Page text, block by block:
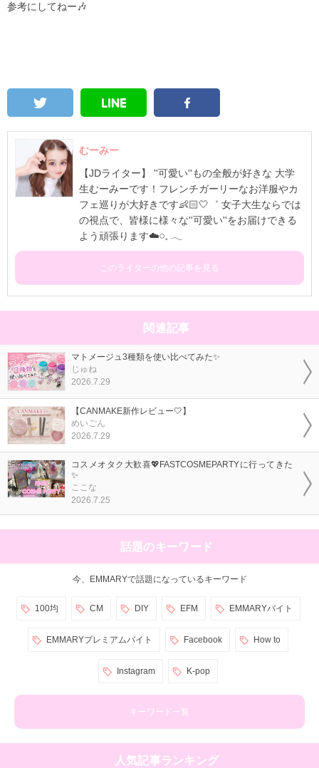
参考にしてねー🎶
むーみー
【JDライター】 ''可愛い''もの全般が好きな 大学
生むーみーです！フレンチガーリーなお洋服やカ
フェ巡りが大好きです👶🏻🤍゛ 女子大生ならでは
の視点で、皆様に様々な''可愛い''をお届けできる
よう頑張ります☁️𓏸⁡𓈒 𓂃
このライターの他の記事を見る
関連記事
マトメージュ3種類を使い比べてみた✨
じゅね
2026.7.29
【CANMAKE新作レビュー🤍】
めいごん
2026.7.29
コスメオタク大歓喜💖FASTCOSMEPARTYに行ってきた
✨
ここな
2026.7.25
話題のキーワード
今、EMMARYで話題になっているキーワード
100均 CM DIY EFM EMMARYバイト
EMMARYプレミアムバイト Facebook How to
Instagram K-pop
キーワード一覧
人気記事ランキング